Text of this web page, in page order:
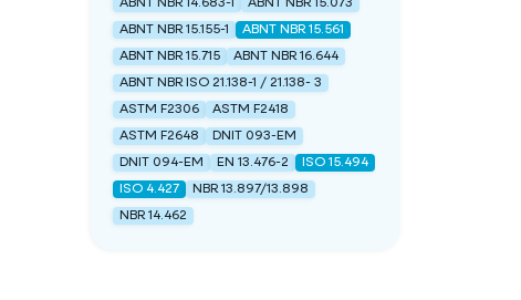
ABNT NBR 14.683-1
ABNT NBR 15.073
ABNT NBR 15.155-1
ABNT NBR 15.561
ABNT NBR 15.715
ABNT NBR 16.644
ABNT NBR ISO 21.138-1 / 21.138- 3
ASTM F2306
ASTM F2418
ASTM F2648
DNIT 093-EM
DNIT 094-EM
EN 13.476-2
ISO 15.494
ISO 4.427
NBR 13.897/13.898
NBR 14.462